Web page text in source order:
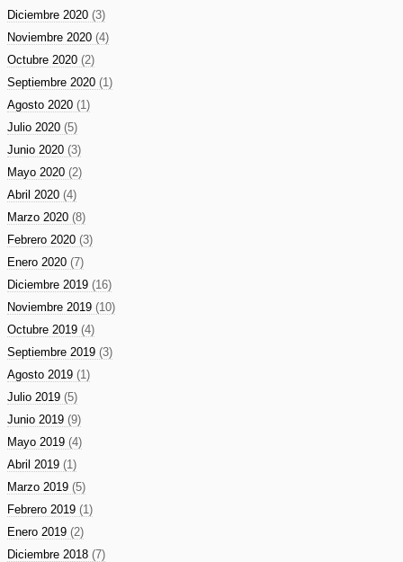
Diciembre 2020 (3)
Noviembre 2020 (4)
Octubre 2020 (2)
Septiembre 2020 (1)
Agosto 2020 (1)
Julio 2020 (5)
Junio 2020 (3)
Mayo 2020 (2)
Abril 2020 (4)
Marzo 2020 (8)
Febrero 2020 (3)
Enero 2020 (7)
Diciembre 2019 (16)
Noviembre 2019 (10)
Octubre 2019 (4)
Septiembre 2019 (3)
Agosto 2019 (1)
Julio 2019 (5)
Junio 2019 (9)
Mayo 2019 (4)
Abril 2019 (1)
Marzo 2019 (5)
Febrero 2019 (1)
Enero 2019 (2)
Diciembre 2018 (7)